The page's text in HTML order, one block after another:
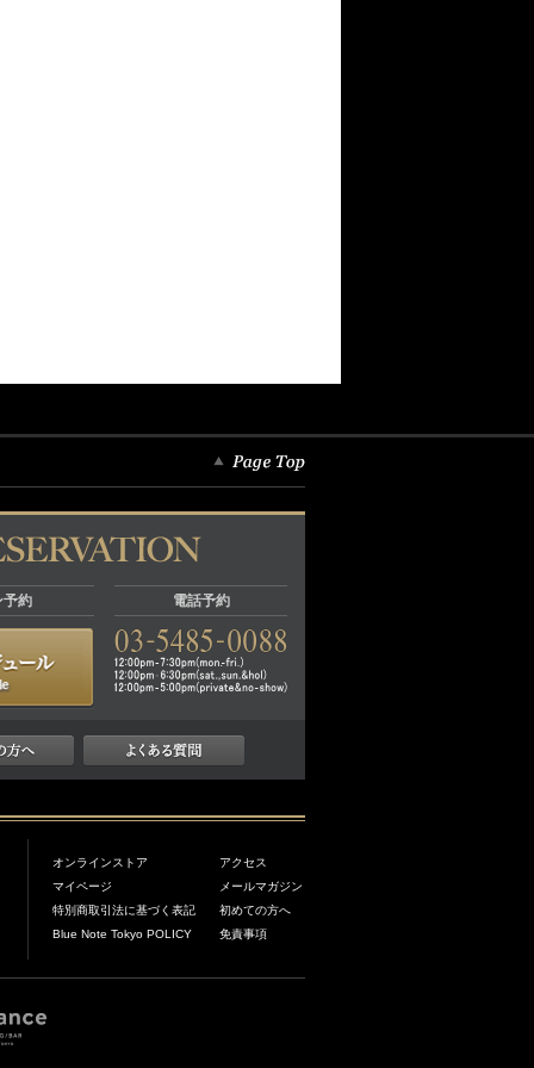
予約 電話予約
オンラインストア
マイページ
特別商取引法に基づく表記
Blue Note Tokyo POLICY
アクセス
メールマガジン
初めての方へ
免責事項